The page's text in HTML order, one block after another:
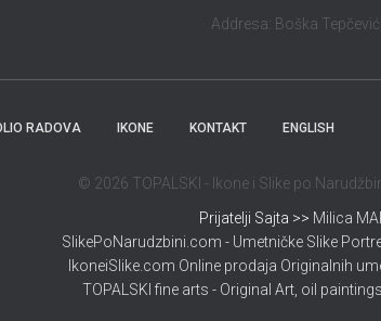
Addresa: Boška
RADOVA IKONE KONTAKT ENGLISH
© 2026 TOPALSKI - Ikone i Slike po
Prijatelji Sajta >> Milica
SlikePoNarudzbini.com - Umetničke Slike
IkoneiSlike.com Online prodaja Originalnih
TOPALSKI fine arts - Original Art, oil